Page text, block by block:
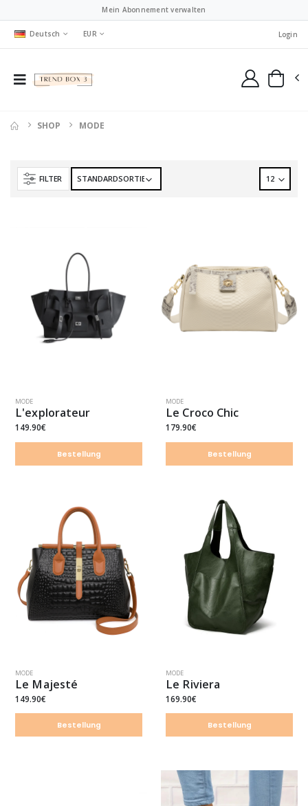
Mein Abonnement verwalten
Deutsch EUR Login
SHOP MODE
FILTER
MODE
L'explorateur
149.90€
Bestellung
MODE
Le Croco Chic
179.90€
Bestellung
MODE
Le Majesté
149.90€
Bestellung
MODE
Le Riviera
169.90€
Bestellung